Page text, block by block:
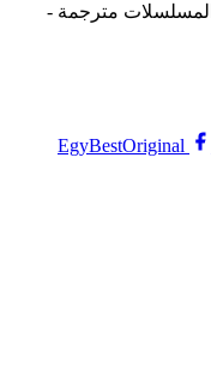
مترجمة -
EgyBestOriginal